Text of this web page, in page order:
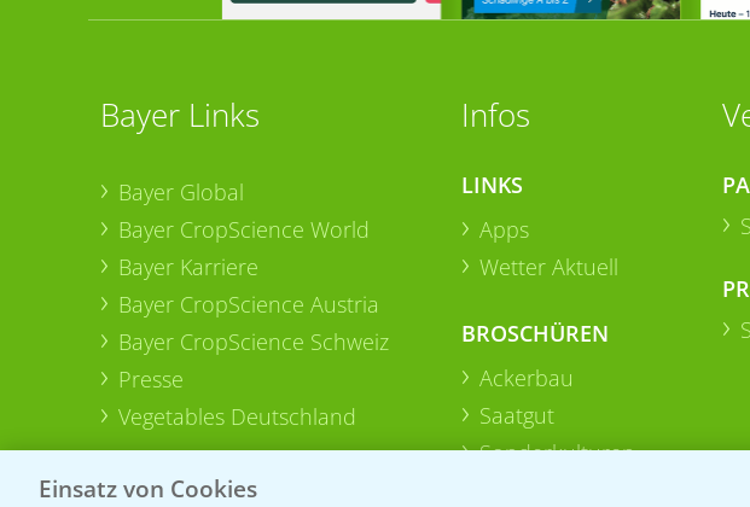
Bayer Links
Bayer Global
Bayer CropScience World
Bayer Karriere
Bayer CropScience Austria
Bayer CropScience Schweiz
Presse
Vegetables Deutschland
Infos
LINKS
Apps
Wetter Aktuell
BROSCHÜREN
Ackerbau
Saatgut
Sonderkulturen
Einsatz von Cookies